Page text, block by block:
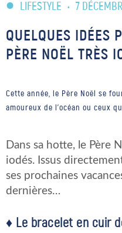
LIFESTYLE • 7
QUELQUES IDÉES
PÈRE NOËL TRÈS
Cette année, le Père Noël se
amoureux de l'océan ou ceux
Dans sa hotte, le Père
iodés. Issus
ses prochaines
dernières…
♦ Le bracelet en cuir